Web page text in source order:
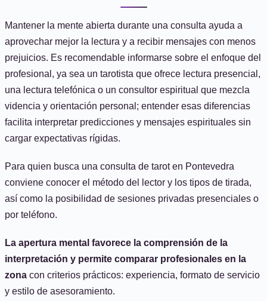
Mantener la mente abierta durante una consulta ayuda a
aprovechar mejor la lectura y a recibir mensajes con menos
prejuicios. Es recomendable informarse sobre el enfoque del
profesional, ya sea un tarotista que ofrece lectura presencial,
una lectura telefónica o un consultor espiritual que mezcla
videncia y orientación personal; entender esas diferencias
facilita interpretar predicciones y mensajes espirituales sin
cargar expectativas rígidas.
Para quien busca una consulta de tarot en Pontevedra
conviene conocer el método del lector y los tipos de tirada,
así como la posibilidad de sesiones privadas presenciales o
por teléfono.
La apertura mental favorece la comprensión de la
interpretación y permite comparar profesionales en la
zona con criterios prácticos: experiencia, formato de servicio
y estilo de asesoramiento.